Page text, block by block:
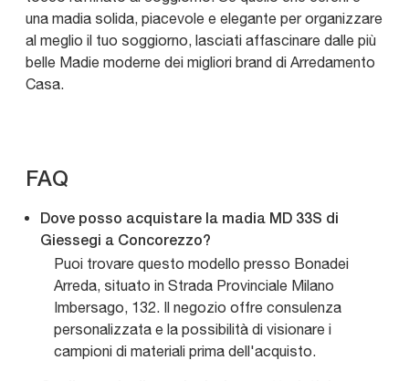
una madia solida, piacevole e elegante per organizzare
al meglio il tuo soggiorno, lasciati affascinare dalle più
belle Madie moderne dei migliori brand di Arredamento
Casa.
FAQ
Dove posso acquistare la madia MD 33S di
Giessegi a Concorezzo?
Puoi trovare questo modello presso Bonadei
Arreda, situato in Strada Provinciale Milano
Imbersago, 132. Il negozio offre consulenza
personalizzata e la possibilità di visionare i
campioni di materiali prima dell'acquisto.